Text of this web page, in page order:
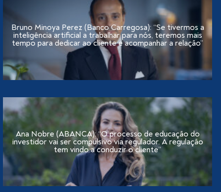
Bruno Minoya Perez (Banco Carregosa): “Se tivermos a
inteligência artificial a trabalhar para nós, teremos mais
tempo para dedicar ao cliente e acompanhar a relação”
Ana Nobre (ABANCA): “O processo de educação do
investidor vai ser compulsivo via regulador. A regulação
tem vindo a conduzir o cliente”